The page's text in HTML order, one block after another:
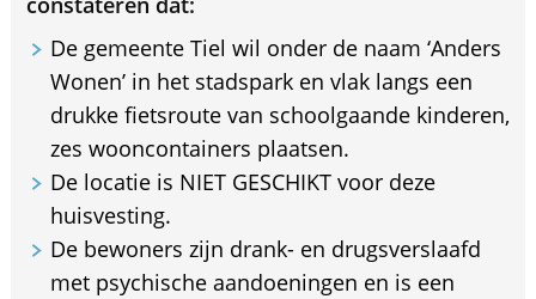
De gemeente Tiel wil onder de naam ‘Anders
Wonen’ in het stadspark en vlak langs een
drukke fietsroute van schoolgaande kinderen,
zes wooncontainers plaatsen.
De locatie is NIET GESCHIKT voor deze
huisvesting.
De bewoners zijn drank- en drugsverslaafd
met psychische aandoeningen en is een